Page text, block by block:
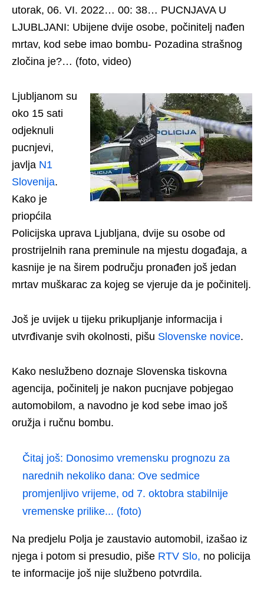
utorak, 06. VI. 2022… 00: 38… PUCNJAVA U
LJUBLJANI: Ubijene dvije osobe, počinitelj nađen
mrtav, kod sebe imao bombu- Pozadina strašnog
zločina je?… (foto, video)
Ljubljanom su
oko 15 sati
odjeknuli
pucnjevi,
javlja N1
Slovenija.
Kako je
priopćila
Policijska uprava Ljubljana, dvije su osobe od
prostrijelnih rana preminule na mjestu događaja, a
kasnije je na širem području pronađen još jedan
mrtav muškarac za kojeg se vjeruje da je počinitelj.
Još je uvijek u tijeku prikupljanje informacija i
utvrđivanje svih okolnosti, pišu Slovenske novice.
Kako neslužbeno doznaje Slovenska tiskovna
agencija, počinitelj je nakon pucnjave pobjegao
automobilom, a navodno je kod sebe imao još
oružja i ručnu bombu.
Čitaj još: Donosimo vremensku prognozu za
narednih nekoliko dana: Ove sedmice
promjenljivo vrijeme, od 7. oktobra stabilnije
vremenske prilike... (foto)
Na predjelu Polja je zaustavio automobil, izašao iz
njega i potom si presudio, piše RTV Slo, no policija
te informacije još nije službeno potvrdila.